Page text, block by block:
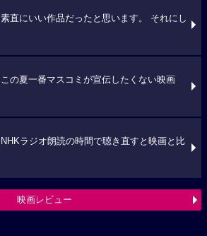
素直にいい作品だったと思います。 それにし
この夏一番マスコミが宣伝したくない映画
NHKラジオ朗読の時間で聴き直すと映画と比
映画レビュー